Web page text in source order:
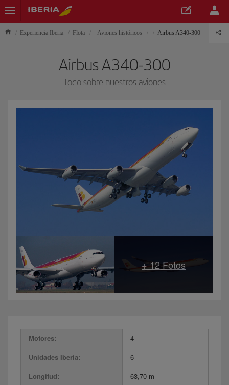
Experiencia Iberia Flota Aviones históricos Airbus A340-300
Airbus A340-300
Todo sobre nuestros aviones
Motores:
4
Unidades Iberia:
6
Longitud:
63,70 m